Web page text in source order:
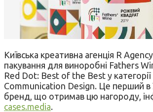
Київська креативна агенція R
пакування для виноробні Fathers
Red Dot: Best of the Best у
Communication Design. Це перший в
бренд, що отримав цю нагороду,
cases.media.